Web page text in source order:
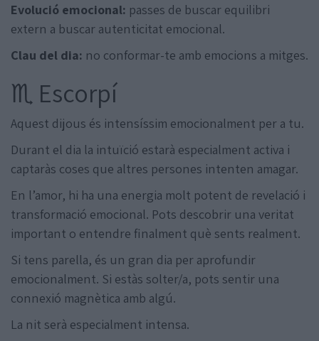
Evolució emocional: passes de buscar equilibri
extern a buscar autenticitat emocional.
Clau del dia: no conformar-te amb emocions a mitges.
♏ Escorpí
Aquest dijous és intensíssim emocionalment per a tu.
Durant el dia la intuïció estarà especialment activa i
captaràs coses que altres persones intenten amagar.
En l’amor, hi ha una energia molt potent de revelació i
transformació emocional. Pots descobrir una veritat
important o entendre finalment què sents realment.
Si tens parella, és un gran dia per aprofundir
emocionalment. Si estàs solter/a, pots sentir una
connexió magnètica amb algú.
La nit serà especialment intensa.